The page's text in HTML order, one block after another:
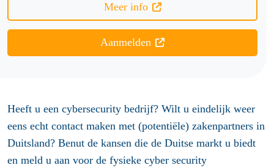
Meer info
Aanmelden
Heeft u een cybersecurity bedrijf? Wilt u eindelijk weer
eens echt contact maken met (potentiële) zakenpartners in
Duitsland? Benut de kansen die de Duitse markt u biedt
en meld u aan voor de fysieke cyber security